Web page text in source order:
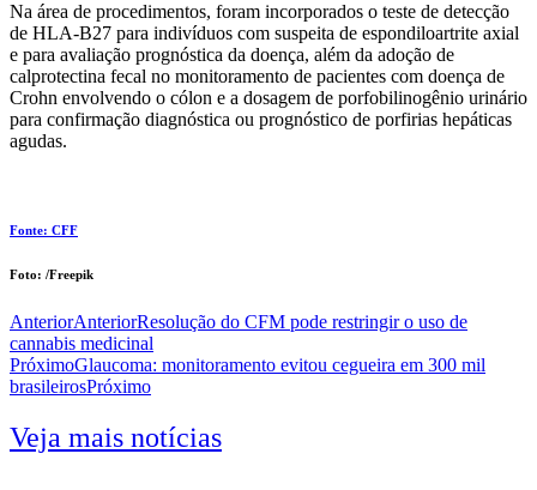
Na área de procedimentos, foram incorporados o teste de detecção
de HLA-B27 para indivíduos com suspeita de espondiloartrite axial
e para avaliação prognóstica da doença, além da adoção de
calprotectina fecal no monitoramento de pacientes com doença de
Crohn envolvendo o cólon e a dosagem de porfobilinogênio urinário
para confirmação diagnóstica ou prognóstico de porfirias hepáticas
agudas.
Fonte: CFF
Foto: /Freepik
AnteriorAnteriorResolução do CFM pode restringir o uso de
cannabis medicinal
PróximoGlaucoma: monitoramento evitou cegueira em 300 mil
brasileirosPróximo
Veja mais notícias